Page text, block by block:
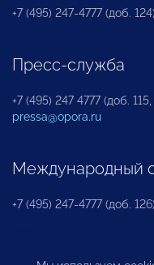
+7 (495) 247-4777 (доб. 124)
Пресс-служба
+7 (495) 247 4777 (доб. 115,
pressa@opora.ru
Международный
+7 (495) 247-4777 (доб. 126)
Бюро по защите